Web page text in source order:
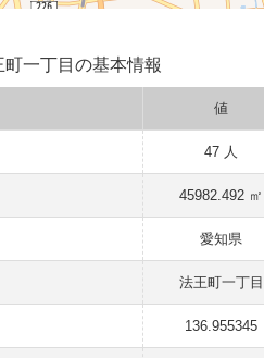
一丁目の基本情報
値
47 人
45982.492 ㎡
愛知県
法王町一丁目
136.955345